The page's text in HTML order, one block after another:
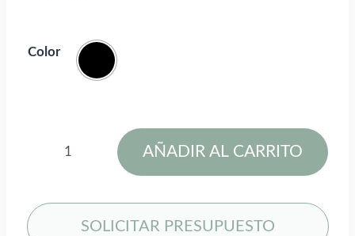
Color
antibacteriano
con
AÑADIR AL CARRITO
SOLICITAR PRESUPUESTO